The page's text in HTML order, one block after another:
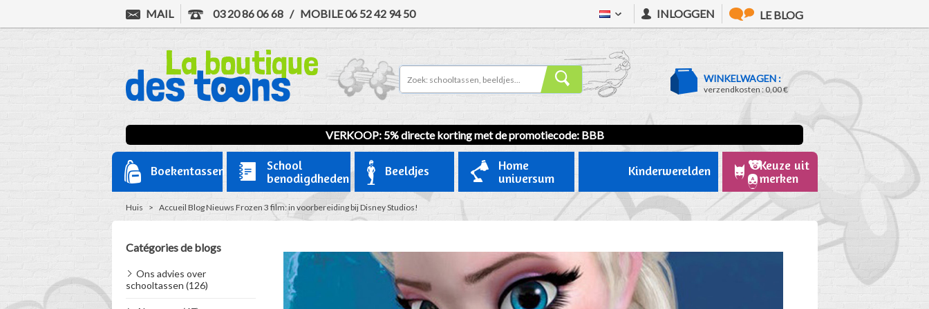
MAIL 03 20 86 06 68 / MOBILE06 52 42 94 50 INLOGGEN LE BLOG
WINKELWAGEN :
verzendkosten :0,00 €
VERKOOP: 5% directe korting met de promotiecode: BBB
Boekentassen
School
benodigdheden
Beeldjes
Home
universum
Kinderwerelden
Keuze uit
merken
Huis > Accueil BlogNieuws Frozen 3 film: in voorbereiding bij Disney Studios!
Catégories de blogs
Ons advies over
schooltassen (126)